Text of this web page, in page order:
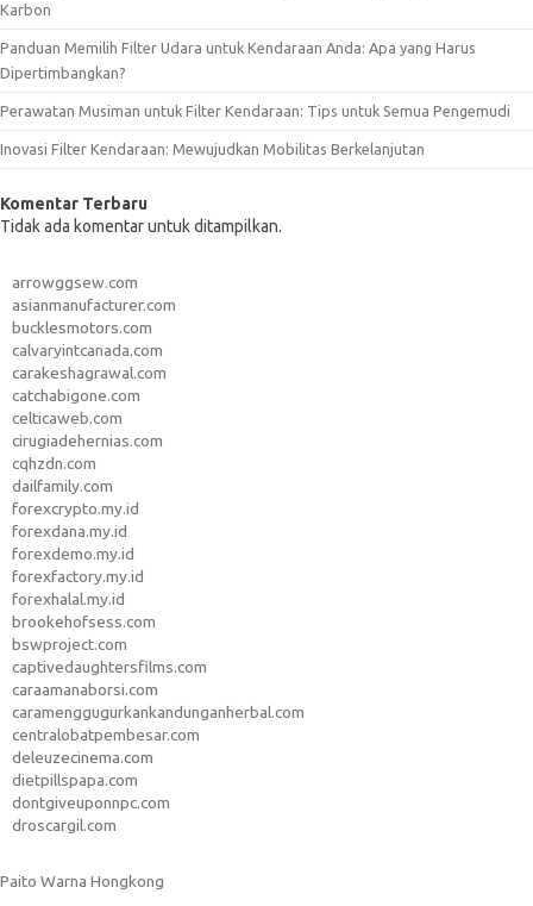
Karbon
Panduan Memilih Filter Udara untuk Kendaraan Anda: Apa yang Harus
Dipertimbangkan?
Perawatan Musiman untuk Filter Kendaraan: Tips untuk Semua Pengemudi
Inovasi Filter Kendaraan: Mewujudkan Mobilitas Berkelanjutan
Komentar Terbaru
Tidak ada komentar untuk ditampilkan.
arrowggsew.com
asianmanufacturer.com
bucklesmotors.com
calvaryintcanada.com
carakeshagrawal.com
catchabigone.com
celticaweb.com
cirugiadehernias.com
cqhzdn.com
dailfamily.com
forexcrypto.my.id
forexdana.my.id
forexdemo.my.id
forexfactory.my.id
forexhalal.my.id
brookehofsess.com
bswproject.com
captivedaughtersfilms.com
caraamanaborsi.com
caramenggugurkankandunganherbal.com
centralobatpembesar.com
deleuzecinema.com
dietpillspapa.com
dontgiveuponnpc.com
droscargil.com
Paito Warna Hongkong